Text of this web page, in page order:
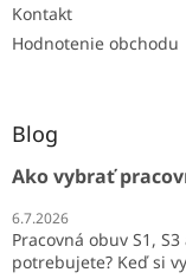
Kontakt
Hodnotenie obchodu
Blog
Ako vybrať
6.7.2026
Pracovná obuv S1,
potrebujete? Keď si